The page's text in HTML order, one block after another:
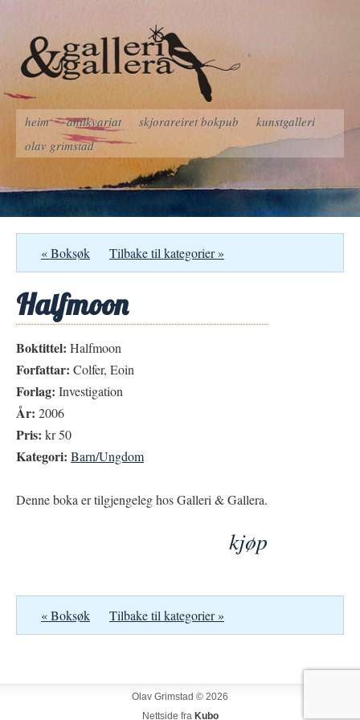
heim antikvariat skjorareiret bokpub
kunstgalleri
olav grimstad
« Boksøk Tilbake til kategorier »
Halfmoon
Boktittel: Halfmoon
Forfattar: Colfer, Eoin
Forlag: Investigation
År: 2006
Pris: kr 50
Kategori: Barn/Ungdom
Denne boka er tilgjengeleg hos Galleri & Gallera.
kjøp
« Boksøk Tilbake til kategorier »
Olav Grimstad © 2026
Nettside fra Kubo